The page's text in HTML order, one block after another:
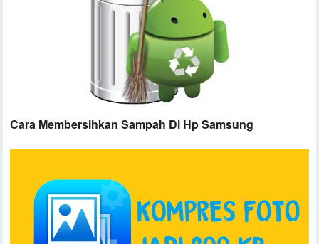
Cara Membersihkan Sampah Di Hp Samsung